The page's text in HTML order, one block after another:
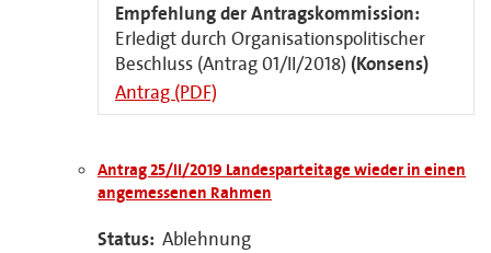
Empfehlung der Antragskommission:
Erledigt durch Organisationspolitischer
Beschluss (Antrag 01/II/2018) (Konsens)
Antrag (PDF)
Antrag 25/II/2019 Landesparteitage wieder in einen
angemessenen Rahmen
Status: Ablehnung